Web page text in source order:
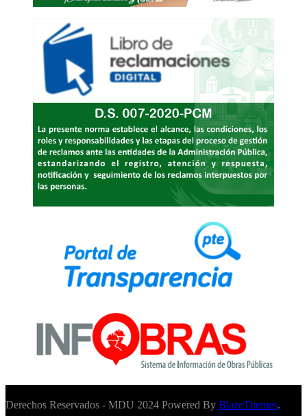
Derechos Reservados - MDU 2024 Powered By BlazeThemes.